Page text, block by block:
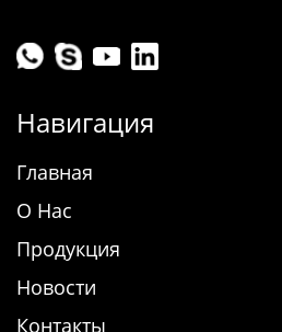
Навигация
Главная
О Нас
Продукция
Новости
Контакты